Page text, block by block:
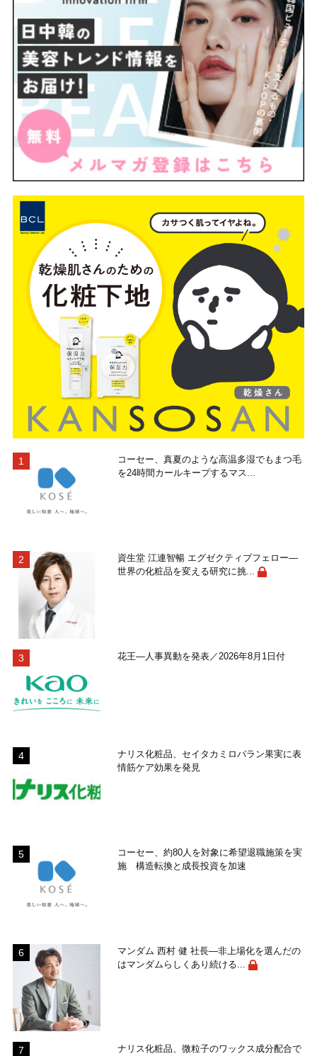
コーセー、真夏のような高温多湿でもまつ毛
を24時間カールキープするマス...
資生堂 江連智暢 エグゼクティブフェロー―
世界の化粧品を変える研究に挑...
花王―人事異動を発表／2026年8月1日付
ナリス化粧品、セイタカミロバラン果実に表
情筋ケア効果を発見
コーセー、約80人を対象に希望退職施策を実
施 構造転換と成長投資を加速
マンダム 西村 健 社長―非上場化を選んだの
はマンダムらしくあり続ける...
ナリス化粧品、微粒子のワックス成分配合で